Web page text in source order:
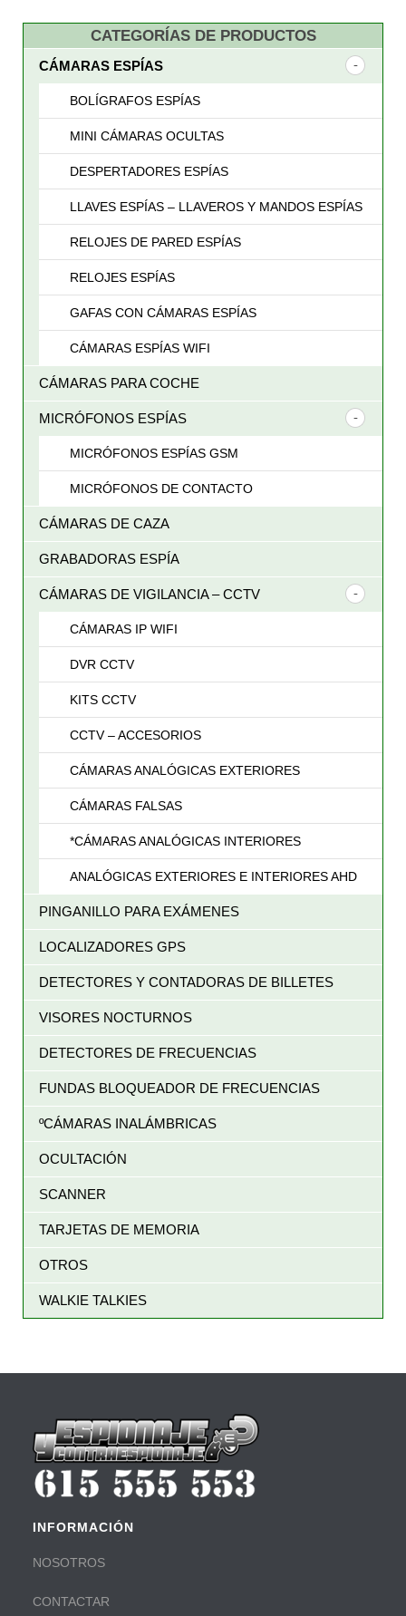
CATEGORÍAS DE PRODUCTOS
CÁMARAS ESPÍAS
BOLÍGRAFOS ESPÍAS
MINI CÁMARAS OCULTAS
DESPERTADORES ESPÍAS
LLAVES ESPÍAS – LLAVEROS Y MANDOS ESPÍAS
RELOJES DE PARED ESPÍAS
RELOJES ESPÍAS
GAFAS CON CÁMARAS ESPÍAS
CÁMARAS ESPÍAS WIFI
CÁMARAS PARA COCHE
MICRÓFONOS ESPÍAS
MICRÓFONOS ESPÍAS GSM
MICRÓFONOS DE CONTACTO
CÁMARAS DE CAZA
GRABADORAS ESPÍA
CÁMARAS DE VIGILANCIA – CCTV
CÁMARAS IP WIFI
DVR CCTV
KITS CCTV
CCTV – ACCESORIOS
CÁMARAS ANALÓGICAS EXTERIORES
CÁMARAS FALSAS
*CÁMARAS ANALÓGICAS INTERIORES
ANALÓGICAS EXTERIORES E INTERIORES AHD
PINGANILLO PARA EXÁMENES
LOCALIZADORES GPS
DETECTORES Y CONTADORAS DE BILLETES
VISORES NOCTURNOS
DETECTORES DE FRECUENCIAS
FUNDAS BLOQUEADOR DE FRECUENCIAS
ºCÁMARAS INALÁMBRICAS
OCULTACIÓN
SCANNER
TARJETAS DE MEMORIA
OTROS
WALKIE TALKIES
INFORMACIÓN
NOSOTROS
CONTACTAR